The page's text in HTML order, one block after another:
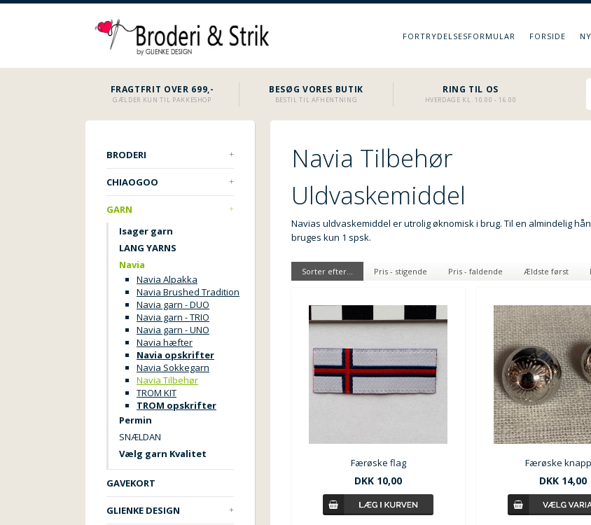
FORTRYDELSESFORMULAR FORSIDE
FRAGTFRIT OVER 699,-
GÆLDER KUN TIL PAKKESHOP
BESØG VORES BUTIK
BESTIL TIL AFHENTNING
RING TIL OS
HVERDAGE KL. 10.00 - 16.00
BRODERI
CHIAOGOO
GARN
Isager garn
LANG YARNS
Navia
Navia Alpakka
Navia Brushed Tradition
Navia garn - DUO
Navia garn - TRIO
Navia garn - UNO
Navia hæfter
Navia opskrifter
Navia Sokkegarn
Navia Tilbehør
TROM KIT
TROM opskrifter
Permin
SNÆLDAN
Vælg garn Kvalitet
GAVEKORT
GLIENKE DESIGN
Navia Tilbehør
Uldvaskemiddel
Navias uldvaskemiddel er utrolig øknomisk i brug. Til en almindelig
bruges kun 1 spsk.
Sorter efter... Pris - stigende Pris - faldende Ældste først
Færøske flag
DKK 10,00
Færøske
DKK14,00